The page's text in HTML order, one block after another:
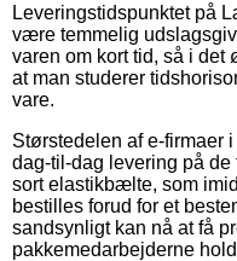
Leveringstidspunktet på
være temmelig
varen om kort tid, så i det
at man studerer
vare.
Størstedelen af e-firmaer
dag-til-dag levering på
sort elastikbælte, som
bestilles forud for et
sandsynligt kan nå at få
pakkemedarbejderne